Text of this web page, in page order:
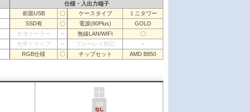
仕様・入出力端子
前面USB 〇 ケースタイプ
ミニタワー
SSD有 〇 電源(80Plus)
GOLD
水冷クーラー × 無線LAN/WIFI
〇
光学ドライブ × ブルーレイ対応
×
RGB仕様 〇 チップセット AMD B850